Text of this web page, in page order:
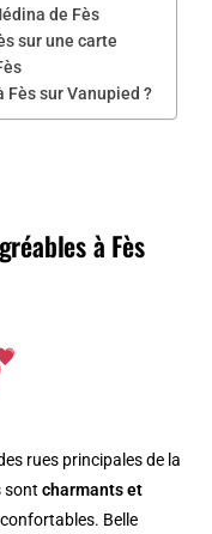
de Fès
sur une carte
sur Vanupied ?
à Fès
rues principales de la
sontcharmants et
Belle